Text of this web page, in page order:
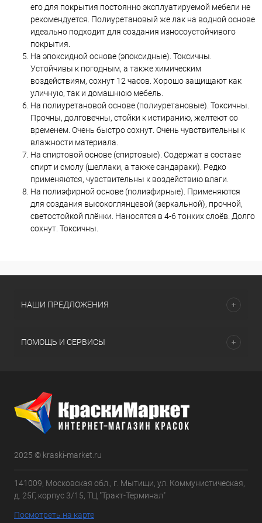
его для покрытия постоянно эксплуатируемой мебели не
рекомендуется. Полиуретановый же лак на водной основе
идеально подходит для создания износоустойчивого
покрытия.
На эпоксидной основе (эпоксидные). Токсичны.
Устойчивы к погодным, а также химическим
воздействиям, сохнут 12 часов. Хорошо защищают как
уличную, так и домашнюю мебель.
На полиуретановой основе (полиуретановые). Токсичны.
Прочны, долговечны, стойки к истиранию, желтеют со
временем. Очень быстро сохнут. Очень чувствительны к
влажности материала.
На спиртовой основе (спиртовые). Содержат в составе
спирт и смолу (шеллаки, а также сандараки). Редко
применяются, чувствительны к воздействию влаги.
На полиэфирной основе (полиэфирные). Применяются
для создания высокоглянцевой (зеркальной), прочной,
светостойкой плёнки. Наносятся в 4-6 тонких слоёв. Долго
сохнут. Токсичны.
НАШИ ПРЕДЛОЖЕНИЯ
ПОМОЩЬ И СЕРВИСЫ
2025 © kraski-market.ru
141009, Московская обл., г. Мытищи, ул. Коммунистическая,
д. 25Г, корпус 3/15, ТЦ "Тракт-Терминал"
Посмотреть на карте